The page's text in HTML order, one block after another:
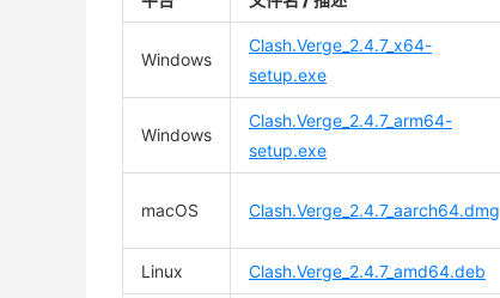
Windows
Clash.Verge_2.4.7_x64-
setup.exe
Windows
Clash.Verge_2.4.7_arm64-
setup.exe
macOS Clash.Verge_2.4.7_aarch64.dmg
Linux Clash.Verge_2.4.7_amd64.deb